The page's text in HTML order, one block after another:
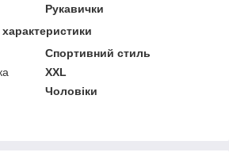
Рукавички
Спортивний стиль
XXL
Чоловіки